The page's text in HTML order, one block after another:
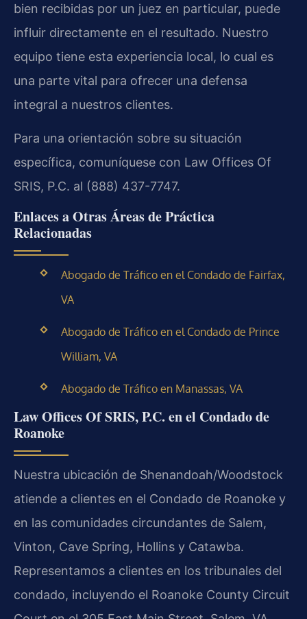
bien recibidas por un juez en particular, puede
influir directamente en el resultado. Nuestro
equipo tiene esta experiencia local, lo cual es
una parte vital para ofrecer una defensa
integral a nuestros clientes.
Para una orientación sobre su situación
específica, comuníquese con Law Offices Of
SRIS, P.C. al (888) 437-7747.
Enlaces a Otras Áreas de Práctica
Relacionadas
Abogado de Tráfico en el Condado de Fairfax,
VA
Abogado de Tráfico en el Condado de Prince
William, VA
Abogado de Tráfico en Manassas, VA
Law Offices Of SRIS, P.C. en el Condado de
Roanoke
Nuestra ubicación de Shenandoah/Woodstock
atiende a clientes en el Condado de Roanoke y
en las comunidades circundantes de Salem,
Vinton, Cave Spring, Hollins y Catawba.
Representamos a clientes en los tribunales del
condado, incluyendo el Roanoke County Circuit